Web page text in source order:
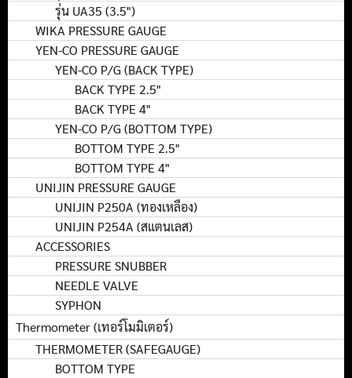
รุ่น UA35 (3.5")
WIKA PRESSURE GAUGE
YEN-CO PRESSURE GAUGE
YEN-CO P/G (BACK TYPE)
BACK TYPE 2.5"
BACK TYPE 4"
YEN-CO P/G (BOTTOM TYPE)
BOTTOM TYPE 2.5"
BOTTOM TYPE 4"
UNIJIN PRESSURE GAUGE
UNIJIN P250A (ทองเหลือง)
UNIJIN P254A (สแตนเลส)
ACCESSORIES
PRESSURE SNUBBER
NEEDLE VALVE
SYPHON
Thermometer (เทอร์โมมิเตอร์)
THERMOMETER (SAFEGAUGE)
BOTTOM TYPE